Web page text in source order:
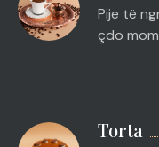
Pije të
çdo
Torta